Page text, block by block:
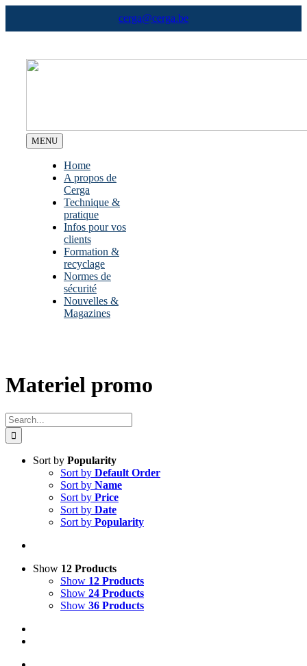
content
cerga@cerga.be
MENU
Home
A propos de
Cerga
Technique &
pratique
Infos pour vos
clients
Formation &
recyclage
Normes de
sécurité
Nouvelles &
Magazines
Materiel promo
Search
for:
Sort by Popularity
Sort by Default Order
Sort by Name
Sort by Price
Sort by Date
Sort by Popularity
Show 12 Products
Show 12 Products
Show 24 Products
Show 36 Products